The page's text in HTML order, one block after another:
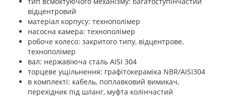
відцентровий
матеріал корпусу: технополімер
насосна камера: технополімер
робоче колесо: закритого типу, відцентрове,
технополімер
вал: нержавіюча сталь AISI 304
торцеве ущільнення: графітокераміка NBR/AISI304
в комплекті: кабель, поплавковий вимикач,
перехідник під шланг, муфта колінчастий